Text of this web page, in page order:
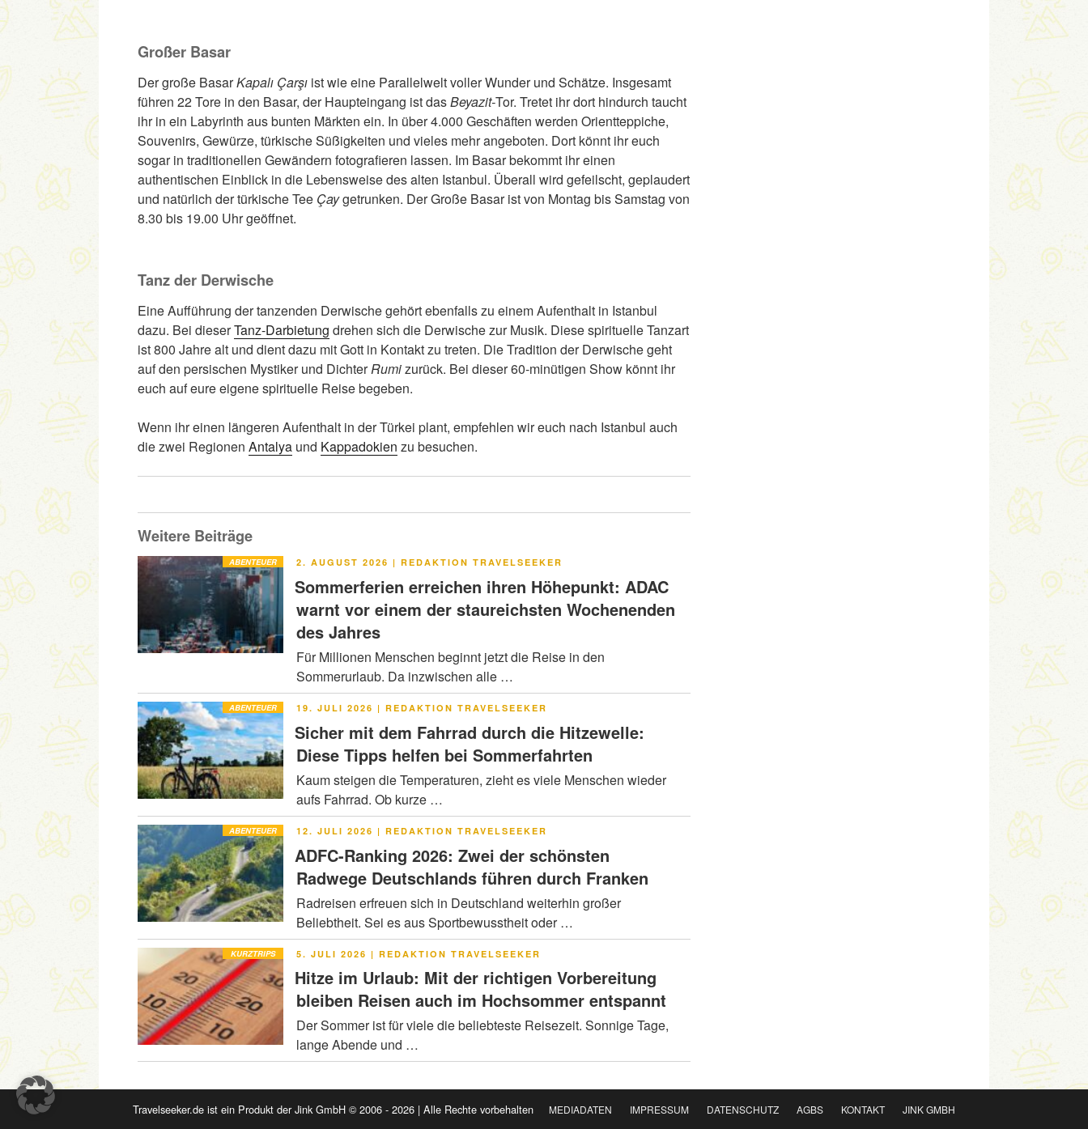
Großer Basar
Der große BasarKapalı Çarşı ist wie eine Parallelwelt voller Wunder und Schätze. Insgesamt
führen 22 Tore in den Basar, der Haupteingang ist dasBeyazit-Tor. Tretet ihr dort hindurch taucht
ihr in ein Labyrinth aus bunten Märkten ein. In über 4.000 Geschäften werden Orientteppiche,
Souvenirs, Gewürze, türkische Süßigkeiten und vieles mehr angeboten. Dort könnt ihr euch
sogar in traditionellen Gewändern fotografieren lassen. Im Basar bekommt ihr einen
authentischen Einblick in die Lebensweise des alten Istanbul. Überall wird gefeilscht, geplaudert
und natürlich der türkische Tee Çaygetrunken. Der Große Basar ist von Montag bis Samstag von
8.30 bis 19.00 Uhr geöffnet.
Tanz der Derwische
Eine Aufführung der tanzenden Derwische gehört ebenfalls zu einem Aufenthalt in Istanbul
dazu. Bei dieserTanz-Darbietung drehen sich die Derwische zur Musik. Diese spirituelle Tanzart
ist 800 Jahre alt und dient dazu mit Gott in Kontakt zu treten. Die Tradition der Derwische geht
auf den persischen Mystiker und DichterRumizurück. Bei dieser 60-minütigen Show könnt ihr
euch auf eure eigene spirituelle Reise begeben.
Wenn ihr einen längeren Aufenthalt in der Türkei plant, empfehlen wir euch nach Istanbul auch
die zwei Regionen Antalya und Kappadokien zu besuchen.
Weitere Beiträge
ABENTEUER
VERÖFFENTLICHT
2. AUGUST 2026 | REDAKTION TRAVELSEEKER
Sommerferien erreichen ihren Höhepunkt: ADAC
warnt vor einem der staureichsten Wochenenden
des Jahres
Für Millionen Menschen beginnt jetzt die Reise in den
Sommerurlaub. Da inzwischen alle …
ABENTEUER
VERÖFFENTLICHT
19. JULI 2026 | REDAKTION TRAVELSEEKER
Sicher mit dem Fahrrad durch die Hitzewelle:
Diese Tipps helfen bei Sommerfahrten
Kaum steigen die Temperaturen, zieht es viele Menschen wieder
aufs Fahrrad. Ob kurze …
ABENTEUER
VERÖFFENTLICHT
12. JULI 2026 | REDAKTION TRAVELSEEKER
ADFC-Ranking 2026: Zwei der schönsten
Radwege Deutschlands führen durch Franken
Radreisen erfreuen sich in Deutschland weiterhin großer
Beliebtheit. Sei es aus Sportbewusstheit oder …
KURZTRIPS
VERÖFFENTLICHT
5. JULI 2026 | REDAKTION TRAVELSEEKER
Hitze im Urlaub: Mit der richtigen Vorbereitung
bleiben Reisen auch im Hochsommer entspannt
Der Sommer ist für viele die beliebteste Reisezeit. Sonnige Tage,
lange Abende und …
Travelseeker.de ist ein Produkt der Jink GmbH © 2006 - 2026 | Alle Rechte vorbehalten MEDIADATEN IMPRESSUM DATENSCHUTZ AGBS KONTAKT JINK GMBH